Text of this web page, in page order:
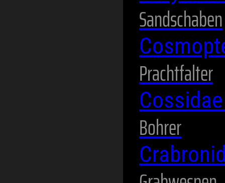
Sandschaben
Prachtfalter
Bohrer